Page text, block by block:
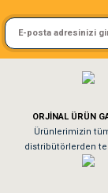
Kedim taze mamaya
El**** Ek******
Köpeğim bayıldı
As**** Tu******
Tavşanım kafesinin
ORJİNAL ÜRÜN
Ürünlerimizin
distribütörlerden